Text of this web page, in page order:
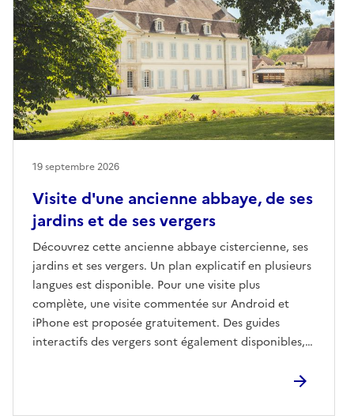
Visite d'une ancienne abbaye, de ses
jardins et de ses vergers
Découvrez cette ancienne abbaye cistercienne, ses
jardins et ses vergers. Un plan explicatif en plusieurs
langues est disponible. Pour une visite plus
complète, une visite commentée sur Android et
iPhone est proposée gratuitement. Des guides
interactifs des vergers sont également disponibles,
19 septembre 2026